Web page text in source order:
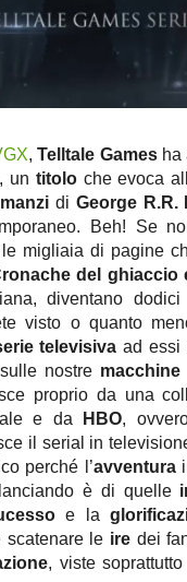
,Telltale Gamesha
un titoloche evoca
di George R.R.
Beh! Se
migliaia di pagine
del ghiaccio
diventano
visto o quanto
televisivaad essi
nostre
proprio da una
e da
HBO,
il serial in
perché l’avventura
è di quelle
e la
le ire dei
, viste